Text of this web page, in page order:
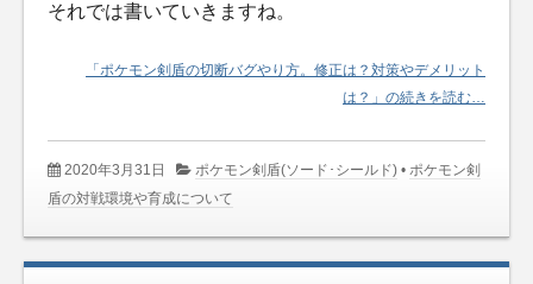
それでは書いていきますね。
「ポケモン剣盾の切断バグやり方。修正は？対策やデメリット
は？」の続きを読む…
2020年3月31日 ポケモン剣盾(ソード･シールド) •ポケモン剣
盾の対戦環境や育成について